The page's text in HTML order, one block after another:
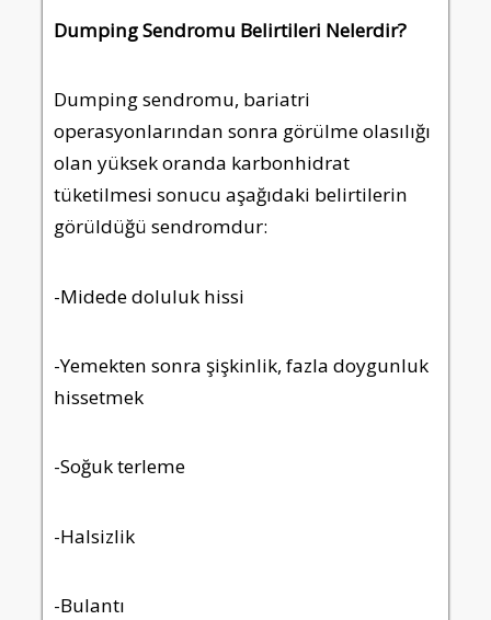
Dumping Sendromu Belirtileri Nelerdir?
Dumping sendromu, bariatri
operasyonlarından sonra görülme olasılığı
olan yüksek oranda karbonhidrat
tüketilmesi sonucu aşağıdaki belirtilerin
görüldüğü sendromdur:
-Midede doluluk hissi
-Yemekten sonra şişkinlik, fazla doygunluk
hissetmek
-Soğuk terleme
-Halsizlik
-Bulantı